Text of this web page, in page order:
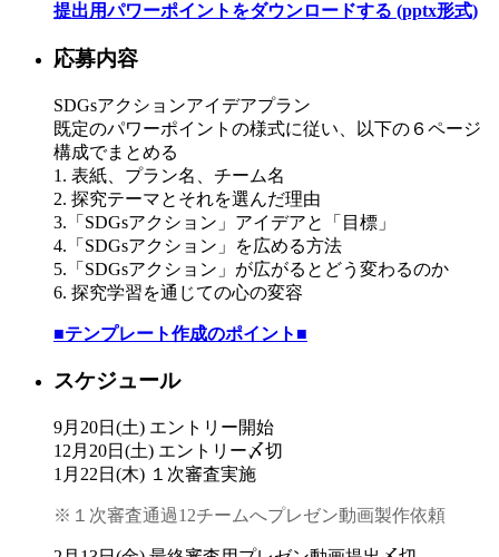
提出用パワーポイントをダウンロードする (pptx形式)
応募内容
SDGsアクションアイデアプラン
既定のパワーポイントの様式に従い、以下の６ページ
構成でまとめる
1. 表紙、プラン名、チーム名
2. 探究テーマとそれを選んだ理由
3.「SDGsアクション」アイデアと「目標」
4.「SDGsアクション」を広める方法
5.「SDGsアクション」が広がるとどう変わるのか
6. 探究学習を通じての心の変容
■テンプレート作成のポイン ト■
スケジュール
9月20日(土) エントリー開始
12月20日(土) エントリー〆切
1月22日(木) １次審査実施
※１次審査通過12チームへプレゼン動画製作依頼